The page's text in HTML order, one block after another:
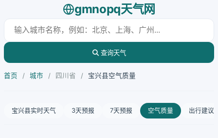
gmnopq天气网
查询天气
首页 / 城市 / 四川省 / 宝兴县空气质量
宝兴县实时天气 3天预报 7天预报 空气质量 出行建议